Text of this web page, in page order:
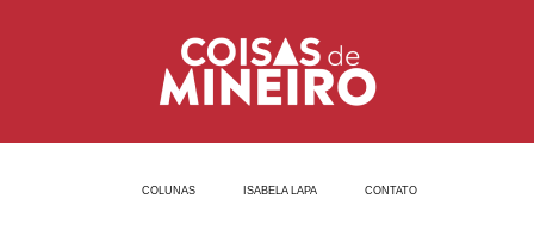
COLUNAS ISABELA LAPA CONTATO